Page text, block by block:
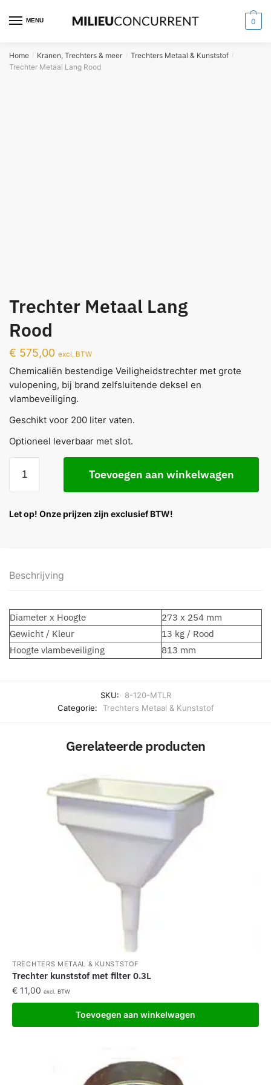
MENU 0
Home / Kranen, Trechters & meer / Trechters Metaal & Kunststof /
Trechter Metaal Lang Rood
Trechter Metaal Lang
Rood
€ 575,00 excl. BTW
Chemicaliën bestendige Veiligheidstrechter met grote
vulopening, bij brand zelfsluitende deksel en
vlambeveiliging.
Geschikt voor 200 liter vaten.
Optioneel leverbaar met slot.
Toevoegen aan winkelwagen
Let op! Onze prijzen zijn exclusief BTW!
Beschrijving
Diameter x Hoogte
273 x 254 mm
Gewicht / Kleur
13 kg / Rood
Hoogte vlambeveiliging
813 mm
SKU:
8-120-MTLR
Categorie:
Trechters Metaal & Kunststof
Gerelateerde producten
TRECHTERS METAAL & KUNSTSTOF
Trechter kunststof met filter 0.3L
€ 11,00 excl. BTW
Toevoegen aan winkelwagen